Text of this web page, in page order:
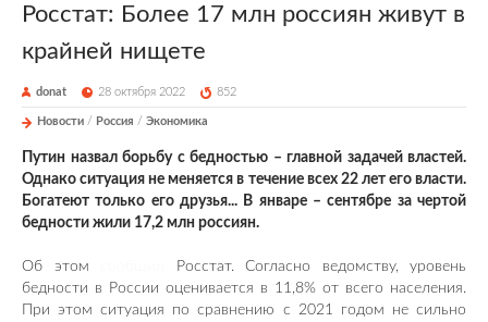
Росстат: Более 17 млн россиян живут в
крайней нищете
donat 28 октября 2022 852
Новости / Россия / Экономика
Путин назвал борьбу с бедностью – главной задачей властей.
Однако ситуация не меняется в течение всех 22 лет его власти.
Богатеют только его друзья... В январе – сентябре за чертой
бедности жили 17,2 млн россиян.
Об этом
Росстат. Согласно ведомству, уровень
бедности в России оценивается в 11,8% от всего населения.
При этом ситуация по сравнению с 2021 годом не сильно